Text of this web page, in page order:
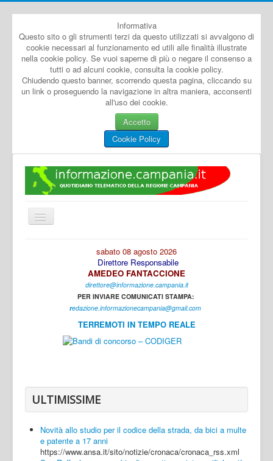
Informativa
Questo sito o gli strumenti terzi da questo utilizzati si avvalgono di
cookie necessari al funzionamento ed utili alle finalità illustrate
nella cookie policy. Se vuoi saperne di più o negare il consenso a
tutti o ad alcuni cookie, consulta la cookie policy.
Chiudendo questo banner, scorrendo questa pagina, cliccando su
un link o proseguendo la navigazione in altra maniera, acconsenti
all'uso dei cookie.
Accetto
Cookie Policy
Cambia
navigazione
Caserta
Napoli
Salerno
sabato 08 agosto 2026
Direttore Responsabile
AMEDEO FANTACCIONE
direttore@informazione.campania.it
PER INVIARE COMUNICATI STAMPA:
redazione.informazionecampania@gmail.com
TERREMOTI IN TEMPO REALE
ULTIMISSIME
Novità allo studio per il codice della strada, da bici a multe
e patente a 17 anni
https://www.ansa.it/sito/notizie/cronaca/cronaca_rss.xml